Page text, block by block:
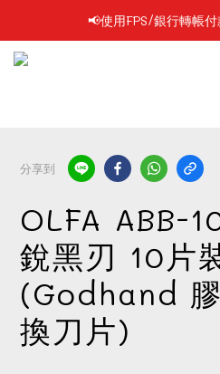
📢凡購物滿$199 順豐
📢使用FPS/銀行轉帳
分享到
OLFA ABB-
銳黑刃 10片
(Godhand
換刀片)